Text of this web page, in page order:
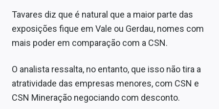
Tavares diz que é natural que a maior parte das
exposições fique em Vale ou Gerdau, nomes com
mais poder em comparação com a CSN.
O analista ressalta, no entanto, que isso não tira a
atratividade das empresas menores, com CSN e
CSN Mineração negociando com desconto.